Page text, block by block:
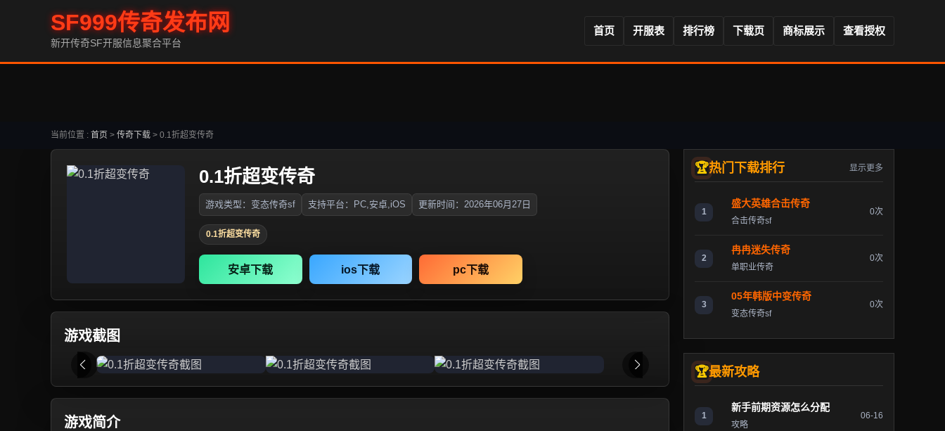
SF999传奇发布网
新开传奇SF开服信息聚合平台
首页 开服表 排行榜 下载页 商标展示 查看授权
当前位置 : 首页 > 传奇下载 > 0.1折超变传奇
0.1折超变传奇
游戏类型：变态传奇sf 支持平台：PC,安卓,iOS 更新时间：2026年06月27日
0.1折超变传奇
安卓下载 ios下载 pc下载
游戏截图
游戏简介
热门下载排行 显示更多
1
盛大英雄合击传奇
合击传奇sf
0次
2
冉冉迷失传奇
单职业传奇
0次
3
05年韩版中变传奇
变态传奇sf
0次
最新攻略
1
新手前期资源怎么分配
攻略
06-16